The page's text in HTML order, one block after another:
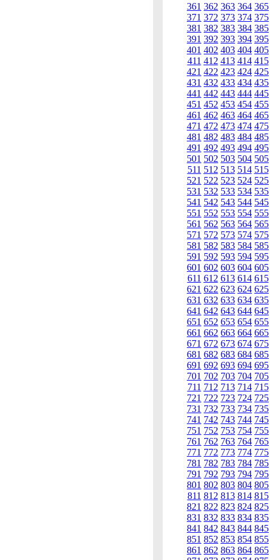
361 362 363 364 365
371 372 373 374 375
381 382 383 384 385
391 392 393 394 395
401 402 403 404 405
411 412 413 414 415
421 422 423 424 425
431 432 433 434 435
441 442 443 444 445
451 452 453 454 455
461 462 463 464 465
471 472 473 474 475
481 482 483 484 485
491 492 493 494 495
501 502 503 504 505
511 512 513 514 515
521 522 523 524 525
531 532 533 534 535
541 542 543 544 545
551 552 553 554 555
561 562 563 564 565
571 572 573 574 575
581 582 583 584 585
591 592 593 594 595
601 602 603 604 605
611 612 613 614 615
621 622 623 624 625
631 632 633 634 635
641 642 643 644 645
651 652 653 654 655
661 662 663 664 665
671 672 673 674 675
681 682 683 684 685
691 692 693 694 695
701 702 703 704 705
711 712 713 714 715
721 722 723 724 725
731 732 733 734 735
741 742 743 744 745
751 752 753 754 755
761 762 763 764 765
771 772 773 774 775
781 782 783 784 785
791 792 793 794 795
801 802 803 804 805
811 812 813 814 815
821 822 823 824 825
831 832 833 834 835
841 842 843 844 845
851 852 853 854 855
861 862 863 864 865